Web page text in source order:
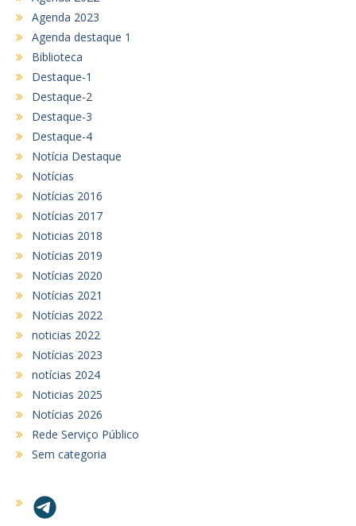
Agenda 2023
Agenda destaque 1
Biblioteca
Destaque-1
Destaque-2
Destaque-3
Destaque-4
Notícia Destaque
Notícias
Notícias 2016
Notícias 2017
Noticias 2018
Notícias 2019
Notícias 2020
Notícias 2021
Notícias 2022
noticias 2022
Notícias 2023
notícias 2024
Noticias 2025
Notícias 2026
Rede Serviço Público
Sem categoria